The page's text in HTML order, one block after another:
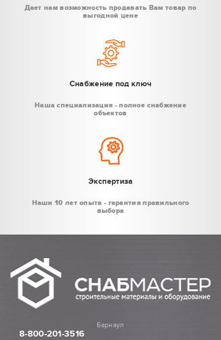
Дает нам возможность продавать Вам товар по
выгодной цене
Снабжение под ключ
Наша специализация - полное снабжение
объектов
Экспертиза
Наши 10 лет опыта - гарантия правильного
выбора
Барнаул
8-800-201-3516